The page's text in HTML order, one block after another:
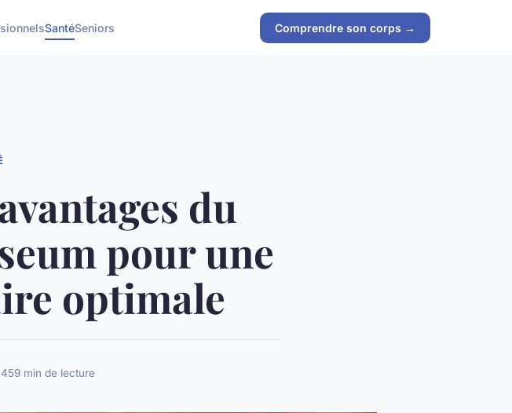
SantéSeniors Comprendre son corps →
du
pour une
optimale
9 min de lecture